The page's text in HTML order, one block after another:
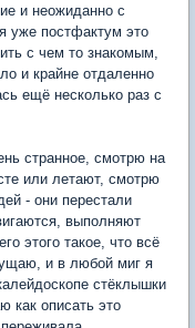
и неожиданно с
уже постфактум это
с чем то знакомым,
и крайне отдаленно
ещё несколько раз с
странное, смотрю на
или летают, смотрю
- они перестали
выполняют
этого такое, что всё
и в любой миг я
стёклышки
как описать это